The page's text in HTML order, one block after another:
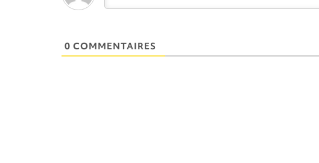
0 COMMENTAIRES